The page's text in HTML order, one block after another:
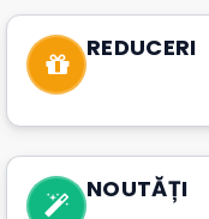
REDUCERI
NOUTĂȚI